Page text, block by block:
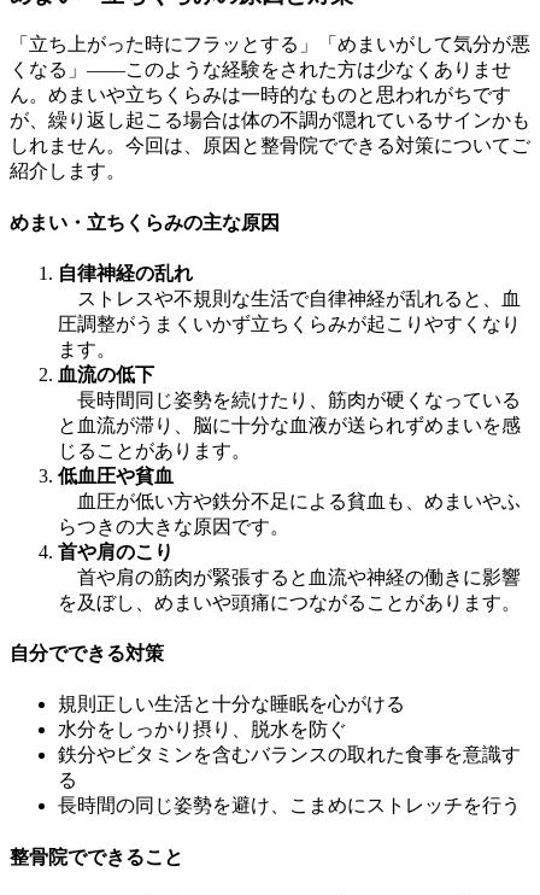
「立ち上がった時にフラッとする」「めまいがして気分が悪
くなる」――このような経験をされた方は少なくありませ
ん。めまいや立ちくらみは一時的なものと思われがちです
が、繰り返し起こる場合は体の不調が隠れているサインかも
しれません。今回は、原因と整骨院でできる対策についてご
紹介します。
めまい・立ちくらみの主な原因
自律神経の乱れ
ストレスや不規則な生活で自律神経が乱れると、血
圧調整がうまくいかず立ちくらみが起こりやすくなり
ます。
血流の低下
長時間同じ姿勢を続けたり、筋肉が硬くなっている
と血流が滞り、脳に十分な血液が送られずめまいを感
じることがあります。
低血圧や貧血
血圧が低い方や鉄分不足による貧血も、めまいやふ
らつきの大きな原因です。
首や肩のこり
首や肩の筋肉が緊張すると血流や神経の働きに影響
を及ぼし、めまいや頭痛につながることがあります。
自分でできる対策
規則正しい生活と十分な睡眠を心がける
水分をしっかり摂り、脱水を防ぐ
鉄分やビタミンを含むバランスの取れた食事を意識す
る
長時間の同じ姿勢を避け、こまめにストレッチを行う
整骨院でできること